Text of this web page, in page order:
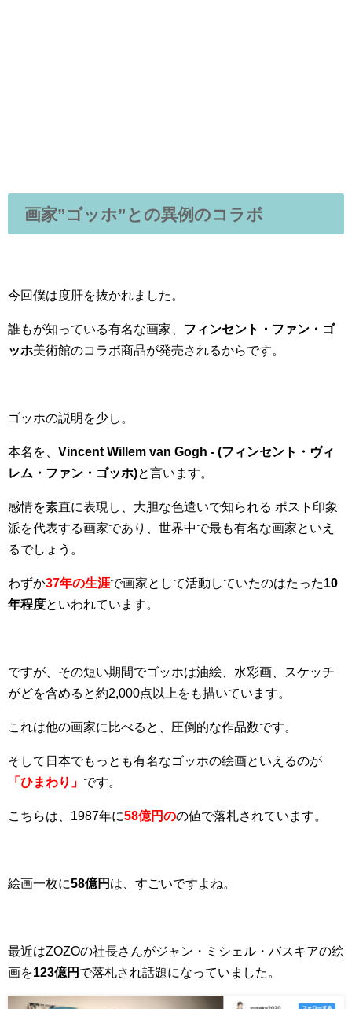
画家”ゴッホ”との異例のコラボ
今回僕は度肝を抜かれました。
誰もが知っている有名な画家、 フィンセント・ファン・ゴ
ッホ美術館のコラボ商品が発売されるからです。
ゴッホの説明を少し。
本名を、 Vincent Willem van Gogh - (フィンセント・ヴィ
レム・ファン・ゴッホ)と言います。
感情を素直に表現し、大胆な色遣いで知られる ポスト印象
派を代表する画家であり、世界中で最も有名な画家といえ
るでしょう。
わずか37年の生涯で画家として活動していたのはたった10
年程度といわれています。
ですが、その短い期間でゴッホは油絵、水彩画、スケッチ
がどを含めると約2,000点以上をも描いています。
これは他の画家に比べると、圧倒的な作品数です。
そして日本でもっとも有名なゴッホの絵画といえるのが
「ひまわり」 です。
こちらは、1987年に58億円のの値で落札されています。
絵画一枚に58億円 は、すごいですよね。
最近はZOZOの社長さんがジャン・ミシェル・バスキアの絵
画を123億円 で落札され話題になっていました。